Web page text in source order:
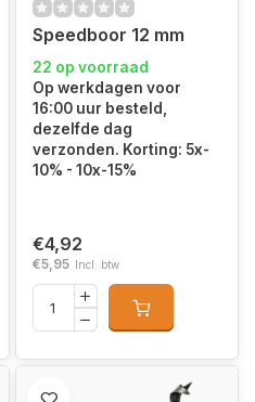
Speedboor 12 mm
22 op voorraad
Op werkdagen voor
16:00 uur besteld,
dezelfde dag
verzonden. Korting: 5x-
10% - 10x-15%
€4,92
€5,95 Incl. btw